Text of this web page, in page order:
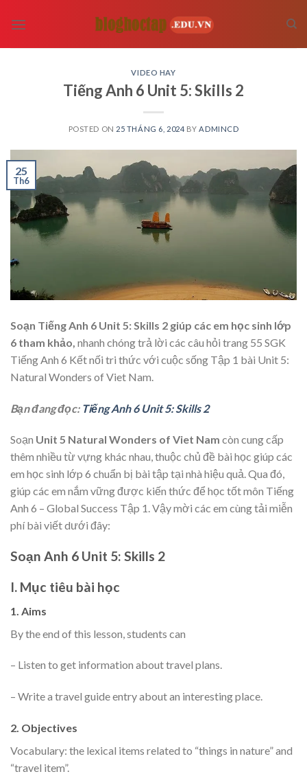
VIDEO HAY
Tiếng Anh 6 Unit 5: Skills 2
POSTED ON 25 THÁNG 6, 2024 BY ADMINCD
25
Th6
Soạn Tiếng Anh 6 Unit 5: Skills 2 giúp các em học sinh lớp
6 tham khảo, nhanh chóng trả lời các câu hỏi trang 55 SGK
Tiếng Anh 6 Kết nối tri thức với cuộc sống Tập 1 bài Unit 5:
Natural Wonders of Viet Nam.
Bạn đang đọc: Tiếng Anh 6 Unit 5: Skills 2
Soạn Unit 5 Natural Wonders of Viet Nam còn cung cấp
thêm nhiều từ vựng khác nhau, thuộc chủ đề bài học giúp các
em học sinh lớp 6 chuẩn bị bài tập tại nhà hiệu quả. Qua đó,
giúp các em nắm vững được kiến thức để học tốt môn Tiếng
Anh 6 – Global Success Tập 1. Vậy mời các em cùng tải miễn
phí bài viết dưới đây:
Soạn Anh 6 Unit 5: Skills 2
I. Mục tiêu bài học
1. Aims
By the end of this lesson, students can
– Listen to get information about travel plans.
– Write a travel guide entry about an interesting place.
2. Objectives
Vocabulary: the lexical items related to “things in nature” and
“travel item”.